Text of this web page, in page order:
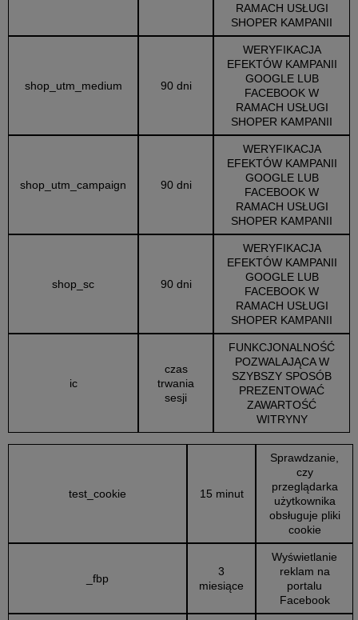
RAMACH USŁUGI
SHOPER KAMPANII
shop_utm_medium 90 dni
WERYFIKACJA
EFEKTÓW KAMPANII
GOOGLE LUB
FACEBOOK W
RAMACH USŁUGI
SHOPER KAMPANII
shop_utm_campaign 90 dni
WERYFIKACJA
EFEKTÓW KAMPANII
GOOGLE LUB
FACEBOOK W
RAMACH USŁUGI
SHOPER KAMPANII
shop_sc 90 dni
WERYFIKACJA
EFEKTÓW KAMPANII
GOOGLE LUB
FACEBOOK W
RAMACH USŁUGI
SHOPER KAMPANII
ic
czas
trwania
sesji
FUNKCJONALNOŚĆ
POZWALAJĄCA W
SZYBSZY SPOSÓB
PREZENTOWAĆ
ZAWARTOŚĆ
WITRYNY
test_cookie 15 minut
Sprawdzanie,
czy
przeglądarka
użytkownika
obsługuje pliki
cookie
_fbp
3
miesiące
Wyświetlanie
reklam na
portalu
Facebook